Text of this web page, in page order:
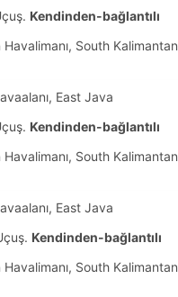
Kendinden-bağlantılı
South Kalimantan
East Java
Kendinden-bağlantılı
South Kalimantan
East Java
Kendinden-bağlantılı
South Kalimantan